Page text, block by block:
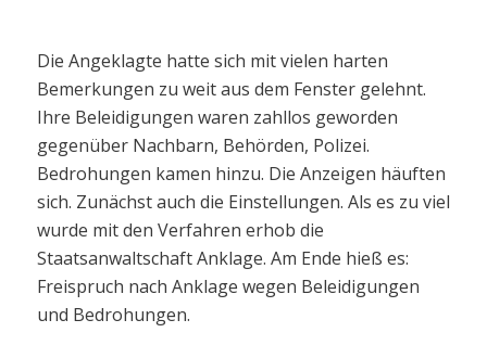
Die Angeklagte hatte sich mit vielen harten
Bemerkungen zu weit aus dem Fenster gelehnt.
Ihre Beleidigungen waren zahllos geworden
gegenüber Nachbarn, Behörden, Polizei.
Bedrohungen kamen hinzu. Die Anzeigen häuften
sich. Zunächst auch die Einstellungen. Als es zu viel
wurde mit den Verfahren erhob die
Staatsanwaltschaft Anklage. Am Ende hieß es:
Freispruch nach Anklage wegen Beleidigungen
und Bedrohungen.